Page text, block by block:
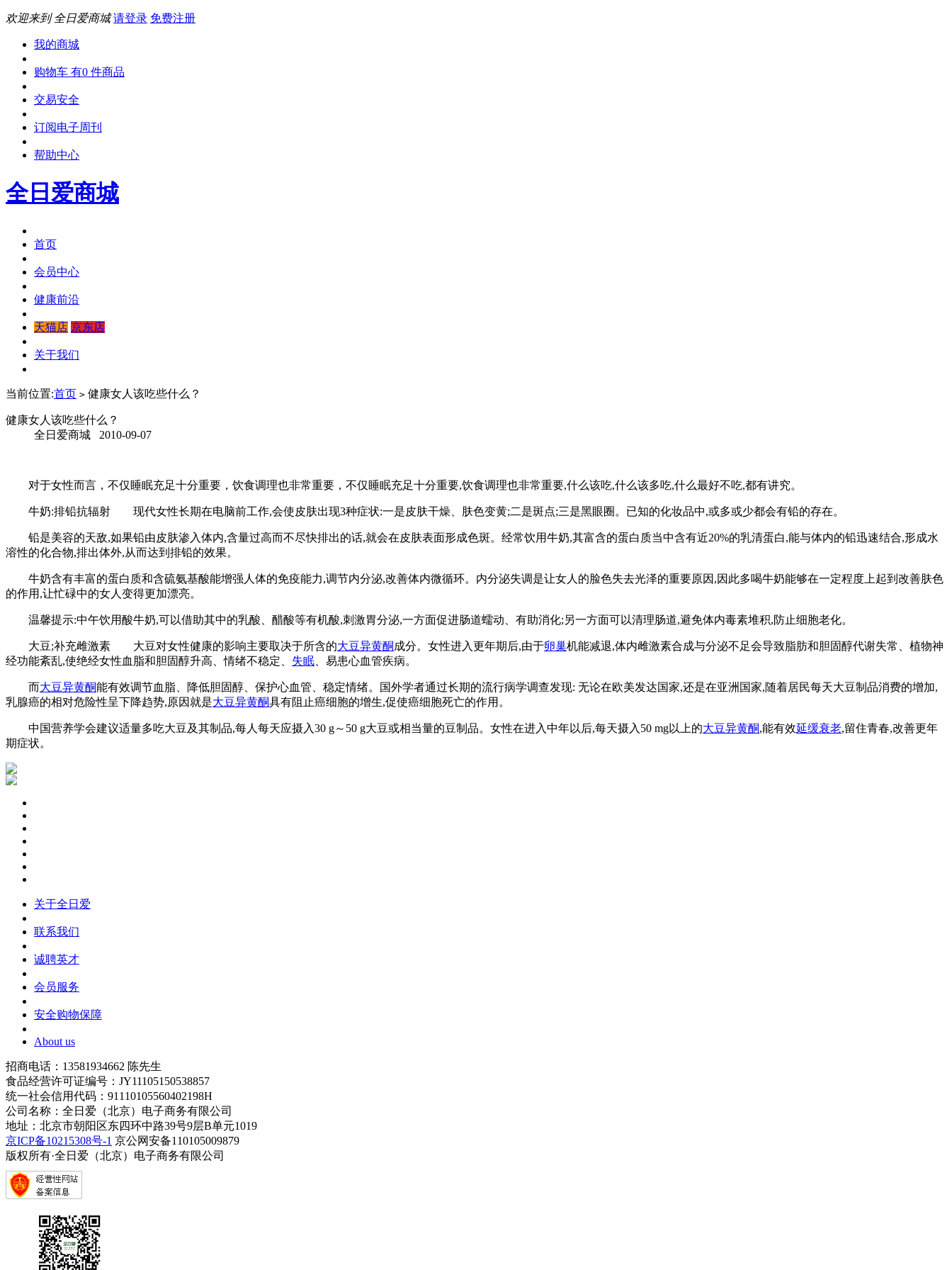
欢迎来到 全日爱商城 请登录 免费注册
我的商城
购物车 有0 件商品
交易安全
订阅电子周刊
帮助中心
全日爱商城
首页
会员中心
健康前沿
天猫店 京东店
关于我们
当前位置:首页 > 健康女人该吃些什么？
健康女人该吃些什么？
全日爱商城 2010-09-07
对于女性而言，不仅睡眠充足十分重要，饮食调理也非常重要，不仅睡眠充足十分重要,饮食调理也非常重要,什么该吃,什么该多吃,什么最好不吃,都有讲究。
牛奶:排铅抗辐射 现代女性长期在电脑前工作,会使皮肤出现3种症状:一是皮肤干燥、肤色变黄;二是斑点;三是黑眼圈。已知的化妆品中,或多或少都会有铅的存在。
铅是美容的天敌,如果铅由皮肤渗入体内,含量过高而不尽快排出的话,就会在皮肤表面形成色斑。经常饮用牛奶,其富含的蛋白质当中含有近20%的乳清蛋白,能与体内的铅迅速结合,形成水
溶性的化合物,排出体外,从而达到排铅的效果。
牛奶含有丰富的蛋白质和含硫氨基酸能增强人体的免疫能力,调节内分泌,改善体内微循环。内分泌失调是让女人的脸色失去光泽的重要原因,因此多喝牛奶能够在一定程度上起到改善肤色
的作用,让忙碌中的女人变得更加漂亮。
温馨提示:中午饮用酸牛奶,可以借助其中的乳酸、醋酸等有机酸,刺激胃分泌,一方面促进肠道蠕动、有助消化;另一方面可以清理肠道,避免体内毒素堆积,防止细胞老化。
大豆;补充雌激素 大豆对女性健康的影响主要取决于所含的大豆异黄酮 成分。女性进入更年期后,由于卵巢机能减退,体内雌激素合成与分泌不足会导致脂肪和胆固醇代谢失常、植物神
经功能紊乱,使绝经女性血脂和胆固醇升高、情绪不稳定、 失眠 、易患心血管疾病。
而大豆异黄酮能有效调节血脂、降低胆固醇、保护心血管、稳定情绪。国外学者通过长期的流行病学调查发现: 无论在欧美发达国家,还是在亚洲国家,随着居民每天大豆制品消费的增加,
乳腺癌的相对危险性呈下降趋势,原因就是大豆异黄酮具有阻止癌细胞的增生,促使癌细胞死亡的作用。
中国营养学会建议适量多吃大豆及其制品,每人每天应摄入30 g～50 g大豆或相当量的豆制品。女性在进入中年以后,每天摄入50 mg以上的大豆异黄酮,能有效延缓衰老,留住青春,改善更年
期症状。
关于全日爱
联系我们
诚聘英才
会员服务
安全购物保障
About us
招商电话：13581934662 陈先生
食品经营许可证编号：JY11105150538857
统一社会信用代码：91110105560402198H
公司名称：全日爱（北京）电子商务有限公司
地址：北京市朝阳区东四环中路39号9层B单元1019
京ICP备10215308号-1 京公网安备110105009879
版权所有·全日爱（北京）电子商务有限公司